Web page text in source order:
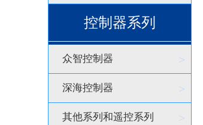
控制器系列
众智控制器 >
深海控制器 >
其他系列和遥控系列 >